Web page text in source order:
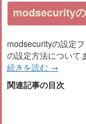
modsecurity
modsecurityの設定
の設定方法について
続きを読む →
関連記事の目次